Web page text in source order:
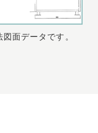
面データです。